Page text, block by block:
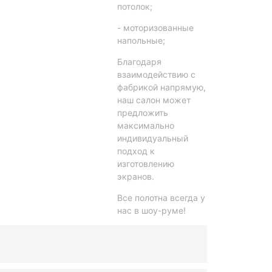
потолок;
- моторизованные
напольные;
Благодаря
взаимодействию с
фабрикой напрямую,
наш салон может
предложить
максимально
индивидуальный
подход к
изготовлению
экранов.
Все полотна всегда у
нас в шоу-руме!